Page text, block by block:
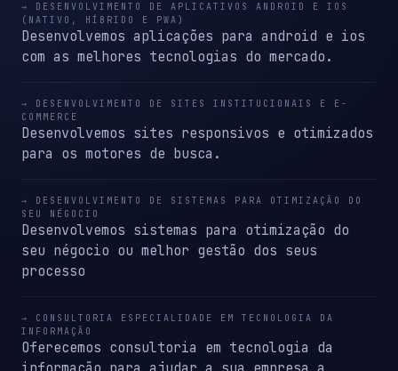
→ DESENVOLVIMENTO DE APLICATIVOS ANDROID E IOS
(NATIVO, HÍBRIDO E PWA)
Desenvolvemos aplicações para android e ios
com as melhores tecnologias do mercado.
→ DESENVOLVIMENTO DE SITES INSTITUCIONAIS E E-
COMMERCE
Desenvolvemos sites responsivos e otimizados
para os motores de busca.
→ DESENVOLVIMENTO DE SISTEMAS PARA OTIMIZAÇÃO DO
SEU NÉGOCIO
Desenvolvemos sistemas para otimização do
seu négocio ou melhor gestão dos seus
processo
→ CONSULTORIA ESPECIALIDADE EM TECNOLOGIA DA
INFORMAÇÃO
Oferecemos consultoria em tecnologia da